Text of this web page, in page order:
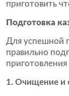
приготовить
Подготовка
Для успешной
правильно
1. Очищение и